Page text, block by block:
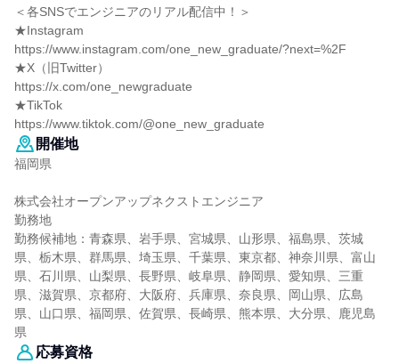
＜各SNSでエンジニアのリアル配信中！＞
★Instagram
https://www.instagram.com/one_new_graduate/?next=%2F
★X（旧Twitter）
https://x.com/one_newgraduate
★TikTok
https://www.tiktok.com/@one_new_graduate
開催地
福岡県
株式会社オープンアップネクストエンジニア
勤務地
勤務候補地：青森県、岩手県、宮城県、山形県、福島県、茨城
県、栃木県、群馬県、埼玉県、千葉県、東京都、神奈川県、富山
県、石川県、山梨県、長野県、岐阜県、静岡県、愛知県、三重
県、滋賀県、京都府、大阪府、兵庫県、奈良県、岡山県、広島
県、山口県、福岡県、佐賀県、長崎県、熊本県、大分県、鹿児島
県
応募資格